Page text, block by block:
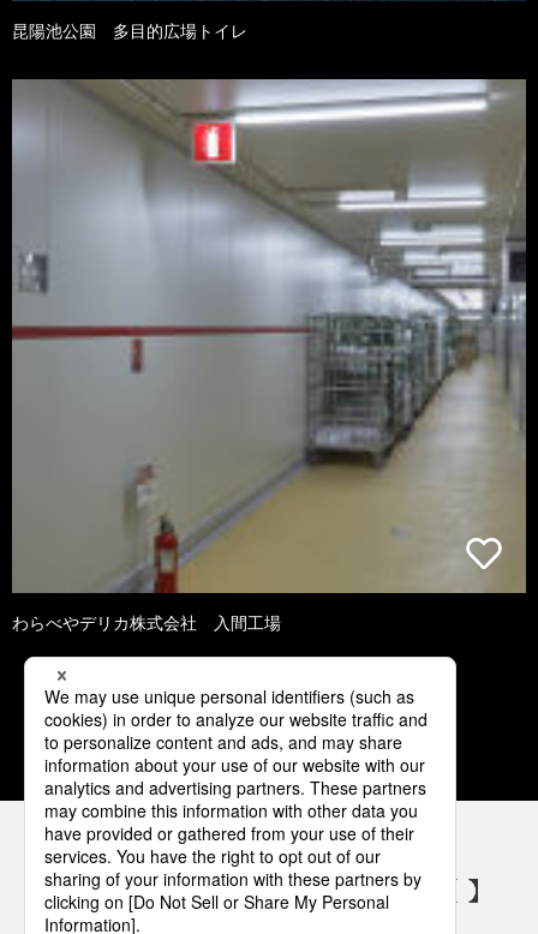
昆陽池公園 多目的広場トイレ
わらべやデリカ株式会社 入間工場
1 2 3 4 5
パナソニックの電気設備 SNSアカウント